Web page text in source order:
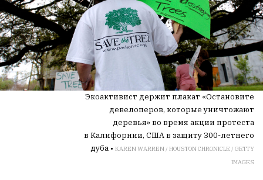
Экоактивист держит плакат «Остановите
девелоперов, которые уничтожают
деревья» во время акции протеста
в Калифорнии, США в защиту 300-летнего
дуба • KAREN WARREN / HOUSTON CHRONICLE / GETTY
IMAGES